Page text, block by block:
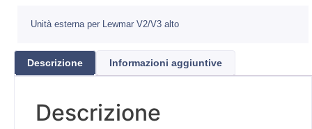
Unità esterna per Lewmar V2/V3 alto
Descrizione Informazioni aggiuntive
Descrizione